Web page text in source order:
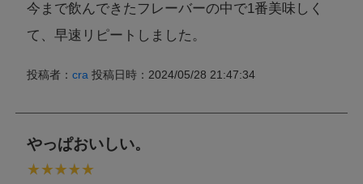
今まで飲んできたフレーバーの中で1番美味しく
て、早速リピートしました。
投稿者：cra 投稿日時：2024/05/28 21:47:34
やっぱおいしい。